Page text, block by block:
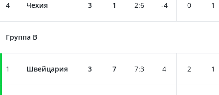
4 Чехия 3 1 2:6 -4 0 1
Группа B
1 Швейцария 3 7 7:3 4 2 1